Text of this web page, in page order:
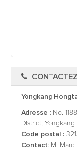
Yongkang
Adresse : No.
District,
Code postal :
Contact: M. Marc